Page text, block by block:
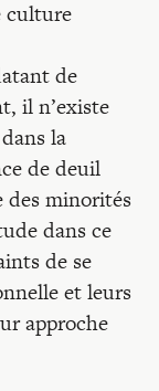
culture
de
il n’existe
la
de deuil
des minorités
dans ce
de se
et leurs
approche